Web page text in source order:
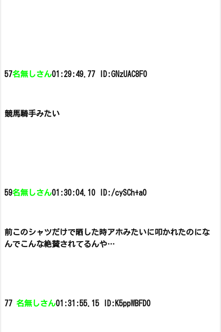
57名無しさん01:29:49.77 ID:GNzUAC8F0
競馬騎手みたい
59名無しさん01:30:04.10 ID:/cySCh+a0
前このシャツだけで晒した時アホみたいに叩かれたのにな
んでこんな絶賛されてるんや…
77 名無しさん01:31:55.15 ID:K5ppWBFD0